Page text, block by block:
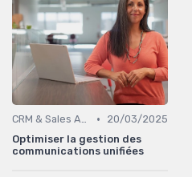
CRM & Sales Automation •
20/03/2025
Optimiser la gestion des
communications unifiées